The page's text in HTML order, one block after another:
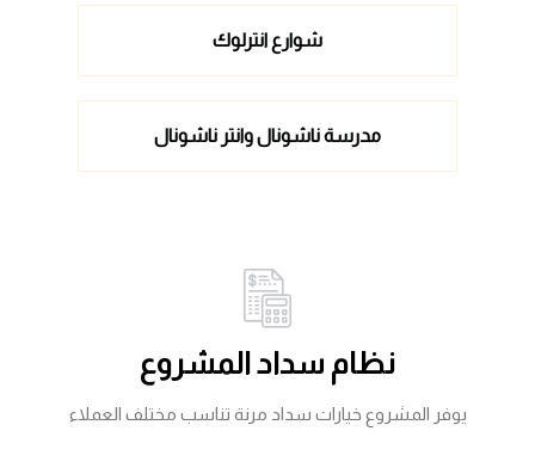
شوارع انترلوك
مدرسة ناشونال وانتر ناشونال
نظام سداد المشروع
يوفر المشروع خيارات سداد مرنة تناسب مختلف العملاء